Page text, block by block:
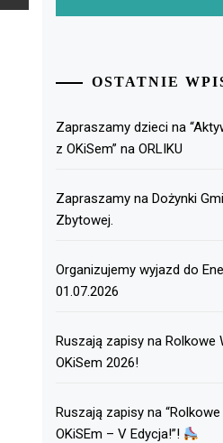
OSTATNIE
Zapraszamy dzieci na
z OKiSem” na ORLIKU
Zapraszamy na Dożynki
Zbytowej.
Organizujemy wyjazd do
01.07.2026
Ruszają zapisy na Rolkowe
OKiSem 2026!
Ruszają zapisy na
OKiSEm – V Edycja!”!